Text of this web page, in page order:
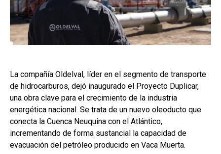
La compañía Oldelval, líder en el segmento de transporte
de hidrocarburos, dejó inaugurado el Proyecto Duplicar,
una obra clave para el crecimiento de la industria
energética nacional. Se trata de un nuevo oleoducto que
conecta la Cuenca Neuquina con el Atlántico,
incrementando de forma sustancial la capacidad de
evacuación del petróleo producido en Vaca Muerta.